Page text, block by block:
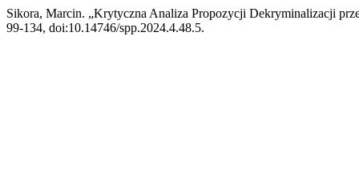
Sikora, Marcin. „Krytyczna Analiza Propozycji Dekryminalizacji
99-134, doi:10.14746/spp.2024.4.48.5.